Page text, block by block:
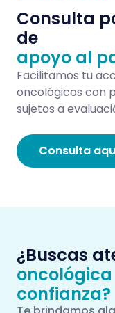
Consulta
de
apoyo al
Facilitamos tu
oncológicos con
sujetos a
Consulta
¿Buscas
confianza?